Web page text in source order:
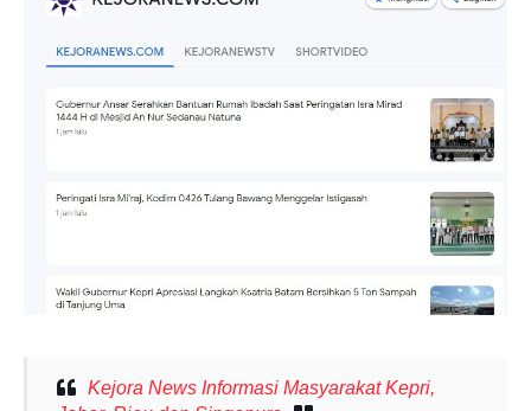
Kejora News Informasi Masyarakat Kepri,